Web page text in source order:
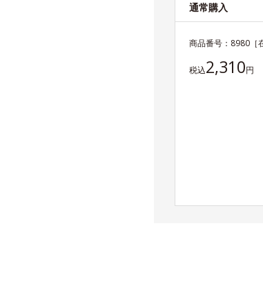
通常購入
商品番号： 8980
税込2,310円